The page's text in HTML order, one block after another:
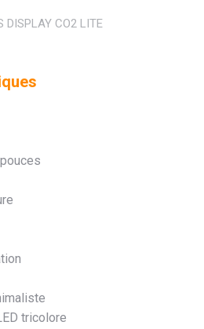
DISPLAY CO2 LITE
tricolore